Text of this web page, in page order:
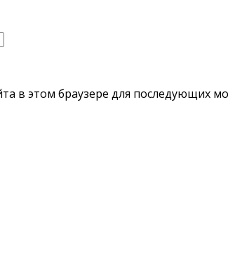
в этом браузере для последующих